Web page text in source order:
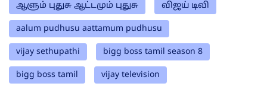
ஆளும் புதுசு ஆட்டமும் புதுசு விஜய் டிவி
aalum pudhusu aattamum pudhusu
vijay sethupathi bigg boss tamil season 8
bigg boss tamil vijay television